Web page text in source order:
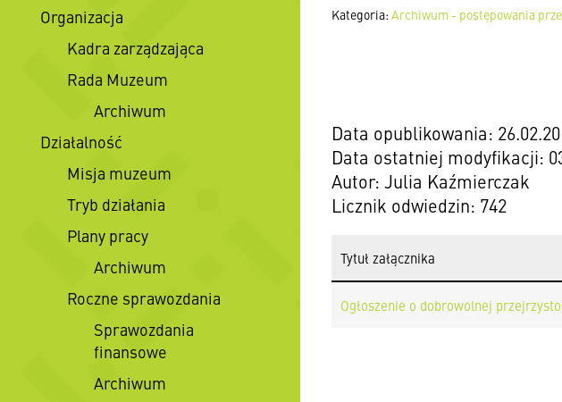
Organizacja
Kadra zarządzająca
Rada Muzeum
Archiwum
Działalność
Misja muzeum
Tryb działania
Plany pracy
Archiwum
Roczne sprawozdania
Sprawozdania
finansowe
Archiwum
Kategoria: Archiwum - postępowania
Data opublikowania:
Data ostatniej modyfikacji:
Autor: Julia Kaźmierczak
Licznik odwiedzin: 742
Tytuł załącznika
Ogłoszenie o dobrowolnej